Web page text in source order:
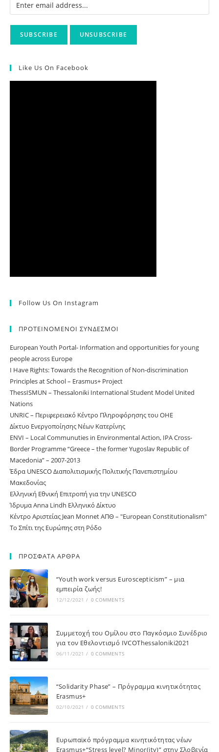
Like Us On Facebook
Follow Us On Instagram
ΠΡΟΤΕΙΝΟΜΕΝΟΙ ΣΥΝΔΕΣΜΟΙ
European Youth Portal- Information and opportunities for young
people across Europe
I Have Rights: Towards the Recognition of Non-discrimination
Principles at School – Erasmus+ Project
ThessISMUN – Thessaloniki International Student Model United
Nations
UNRIC – Περιφερειακό Κέντρο Πληροφόρησης του ΟΗΕ
Δίκτυο Ενεργοποίησης Νέων Κατερίνης
ΕNVI – Local Communuties in Environmental Action, IPA Cross-
Border Programme “Greece – the former Yugoslav Republic of
Macedonia” – 2007-2013
Έδρα UNESCO Διαπολιτισμικής Πολιτικής Πανεπιστημίου
Μακεδονίας
Ελληνική Εθνική Επιτροπή για την UNESCO
Ίδρυμα Anna Lindh Ελληνικό Δίκτυο
Κέντρο Αριστείας Jean Monnet ΑΠΘ – "European Constitutionalism"
Το Σπίτι της Ευρώπης στη Ρόδο
ΠΡΟΣΦΑΤΑ ΑΡΘΡΑ
“Youth work versus Euroscepticism” – μια
εμπειρία ζωής!
12/12/2021 / 0 COMMENTS
Συμμετοχή του Ομίλου στο Παγκόσμιο Συνέδριο
για τον Εθελοντισμό IVCOThessaloniki2021
06/11/2021 / 0 COMMENTS
“Solidarity Phase” – Πρόγραμμα κινητικότητας
Erasmus+
02/10/2021 / 0 COMMENTS
Ευρωπαϊκό πρόγραμμα κινητικότητας νέων
Erasmus+“Stress level? Minor(ity)” στην Σλοβενία